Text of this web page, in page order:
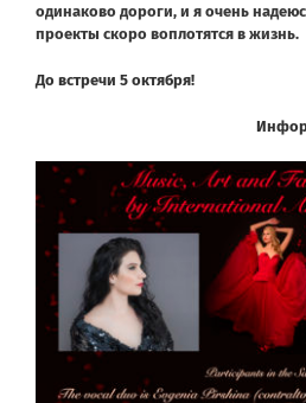
одинаково дороги, и я очень
проекты скоро воплотятся в жизнь.
До встречи 5 октября!